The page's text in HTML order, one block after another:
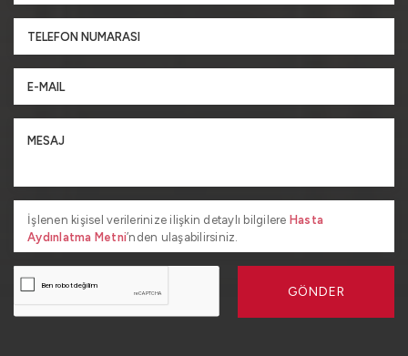
İşlenen kişisel verilerinize ilişkin detaylı bilgilere Hasta
Aydınlatma Metni’nden ulaşabilirsiniz.
GÖNDER